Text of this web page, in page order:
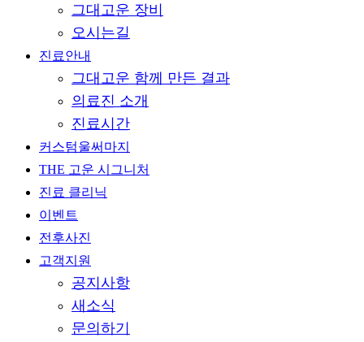
그대고운 장비
오시는길
진료안내
그대고운 함께 만든 결과
의료진 소개
진료시간
커스텀울써마지
THE 고운 시그니처
진료 클리닉
이벤트
전후사진
고객지원
공지사항
새소식
문의하기